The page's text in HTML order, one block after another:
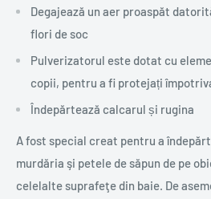
Degajează un aer proaspăt
flori de soc
Pulverizatorul este dotat cu
copii, pentru a fi protejați
Îndepărtează calcarul și rugina
A fost special creat pentru a
murdăria şi petele de săpun de pe
celelalte suprafeţe din baie. De